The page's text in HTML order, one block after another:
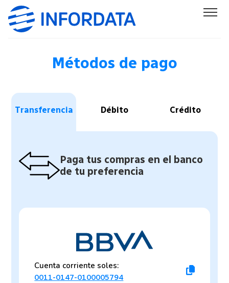
Métodos de pago
Transferencia Débito Crédito
Paga tus compras en el banco
de tu preferencia
Cuenta corriente soles:
0011-0147-0100005794